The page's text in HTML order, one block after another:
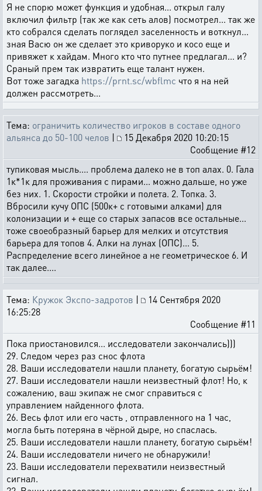
Я не спорю может функция и удобная... открыл галу
включил фильтр (так же как сеть алов) посмотрел... так же
кто собрался сделать поглядел заселенность и воткнул...
зная Васю он же сделает это криворуко и косо еще и
привяжет к хайдам. Много кто что путнее предлагал... и?
Сраный прем так извратить еще талант нужен.
Вот тоже загадка https://prnt.sc/wbflmc что я на ней
должен рассмотреть...
Тема: ограничить количество игроков в составе одного
альянса до 50-100 челов |
15 Декабря 2020 10:20:15
Сообщение #12
тупиковая мысль.... проблема далеко не в топ алах. 0. Гала
1к*1к для проживания с пирами... можно дальше, но уже
без них. 1. Скорости стройки и полета. 2. Топка. 3.
Вбросили кучу ОПС (500к+ с готовыми алками) для
колонизации и + еще со старых запасов все остальные...
тоже своеобразный барьер для мелких и отсутствия
барьера для топов 4. Алки на лунах (ОПС)... 5.
Распределение всего линейное а не геометрическое 6. И
так далее....
Тема: Кружок Экспо-задротов |
14 Сентября 2020
16:25:28
Сообщение #11
Пока приостановился... исследователи закончались)))
29. Следом через раз снос флота
28. Ваши исследователи нашли планету, богатую сырьём!
27. Ваши исследователи нашли неизвестный флот! Но, к
сожалению, ваш экипаж не смог справиться с
управлением найденного флота.
26. Весь флот или его часть , отправленного на 1 час,
могла быть потеряна в чёрной дыре, но спаслась.
25. Ваши исследователи нашли планету, богатую сырьём!
24. Ваши исследователи ничего не обнаружили!
23. Ваши исследователи перехватили неизвестный
сигнал.